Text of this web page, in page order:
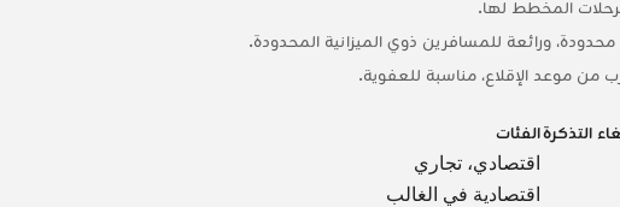
المخطط لها.
ورائعة للمسافرين ذوي الميزانية المحدودة.
من موعد الإقلاع، مناسبة للعفوية.
التذكرةالفئات
اقتصادي، تجاري
اقتصادية في الغالب